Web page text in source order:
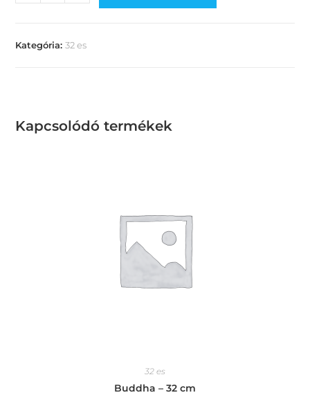
Kategória:32 es
Kapcsolódó termékek
32 es
Buddha – 32 cm